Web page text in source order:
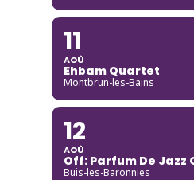
11
AOÛ
Ehbam Quartet
Montbrun-les-Bains
12
AOÛ
Off: Parfum De Jazz
Buis-les-Baronnies